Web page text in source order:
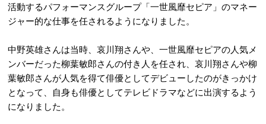
活動するパフォーマンスグループ「一世風靡セピア」のマネー
ジャー的な仕事を任されるようになりました。
中野英雄さんは当時、哀川翔さんや、一世風靡セピアの人気メ
ンバーだった柳葉敏郎さんの付き人を任され、哀川翔さんや柳
葉敏郎さんが人気を得て俳優としてデビューしたのがきっかけ
となって、自身も俳優としてテレビドラマなどに出演するよう
になりました。